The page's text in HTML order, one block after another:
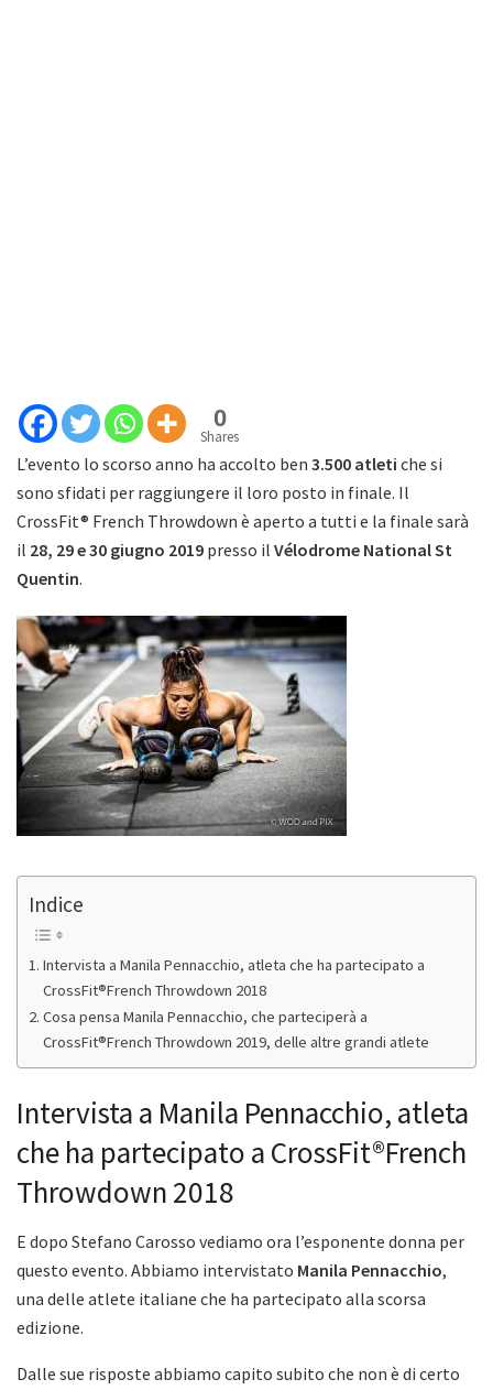
0
Shares
L’evento lo scorso anno ha accolto ben 3.500 atleti che si
sono sfidati per raggiungere il loro posto in finale. Il
CrossFit® French Throwdown è aperto a tutti e la finale sarà
il 28, 29 e 30 giugno 2019 presso il Vélodrome National St
Quentin.
Indice
Intervista a Manila Pennacchio, atleta che ha partecipato a
CrossFit®French Throwdown 2018
Cosa pensa Manila Pennacchio, che parteciperà a
CrossFit®French Throwdown 2019, delle altre grandi atlete
Intervista a Manila Pennacchio, atleta
che ha partecipato a CrossFit®French
Throwdown 2018
E dopo Stefano Carosso vediamo ora l’esponente donna per
questo evento. Abbiamo intervistato Manila Pennacchio,
una delle atlete italiane che ha partecipato alla scorsa
edizione.
Dalle sue risposte abbiamo capito subito che non è di certo